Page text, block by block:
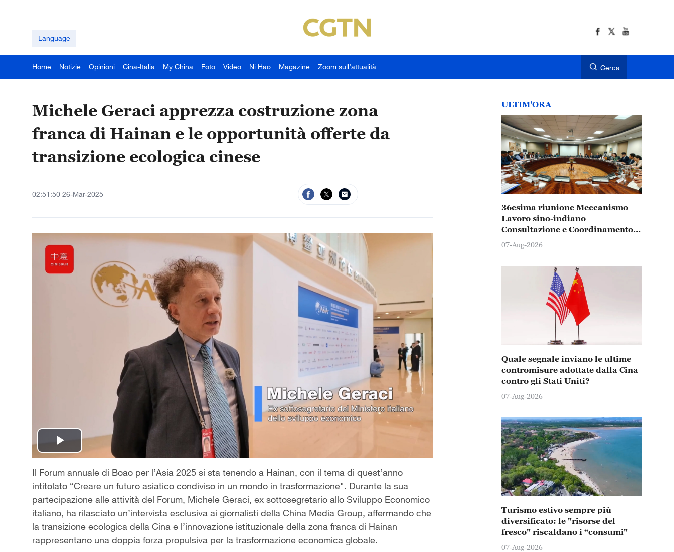
Language
Home Notizie Opinioni Cina-Italia My China Foto Video Ni Hao Magazine Zoom sull’attualità Cerca
Michele Geraci apprezza costruzione zona
franca di Hainan e le opportunità offerte da
transizione ecologica cinese
02:51:50 26-Mar-2025
Play
Video
Il Forum annuale di Boao per l’Asia 2025 si sta tenendo a Hainan, con il tema di quest’anno
intitolato “Creare un futuro asiatico condiviso in un mondo in trasformazione". Durante la sua
partecipazione alle attività del Forum, Michele Geraci, ex sottosegretario allo Sviluppo Economico
italiano, ha rilasciato un’intervista esclusiva ai giornalisti della China Media Group, affermando che
la transizione ecologica della Cina e l’innovazione istituzionale della zona franca di Hainan
rappresentano una doppia forza propulsiva per la trasformazione economica globale.
ULTIM'ORA
36esima riunione Meccanismo
Lavoro sino-indiano
Consultazione e Coordinamento
su Affari di Confine
07-Aug-2026
Quale segnale inviano le ultime
contromisure adottate dalla Cina
contro gli Stati Uniti?
07-Aug-2026
Turismo estivo sempre più
diversificato: le "risorse del
fresco" riscaldano i “consumi"
07-Aug-2026